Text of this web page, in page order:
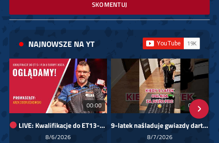
SKOMENTUJ
NAJNOWSZE NA YT
00:00
LIVE: Kwalifikacje do ET13-14 dla Europy Wschodniej
8/6/2026
01:08
9-latek naśladuje gwiazdy darta!
8/7/2026